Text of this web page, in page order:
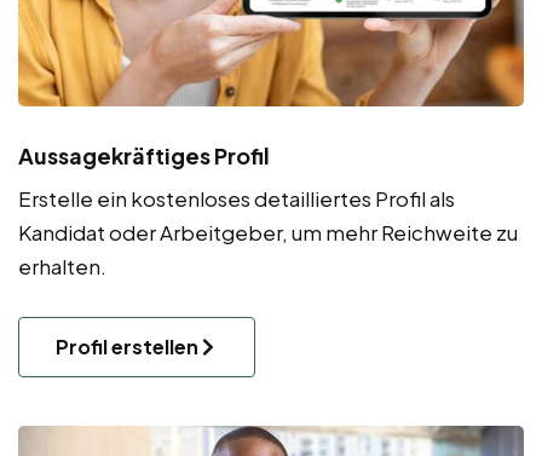
Aussagekräftiges Profil
Erstelle ein kostenloses detailliertes Profil als
Kandidat oder Arbeitgeber, um mehr Reichweite zu
erhalten.
Profil erstellen